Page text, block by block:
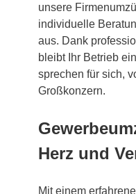
unsere
individuelle
aus. Dank
bleibt Ihr Betrieb
sprechen für sich,
Großkonzern.
Herz und
Mit einem